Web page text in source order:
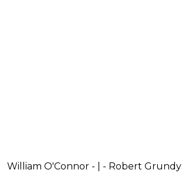
William O'Connor - | - Robert Grundy